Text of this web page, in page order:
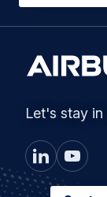
Let's stay in